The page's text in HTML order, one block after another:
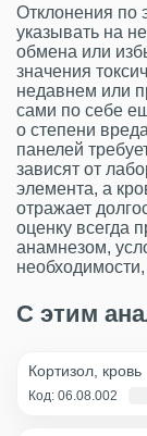
Отклонения по
указывать на
обмена или
значения
недавнем или
сами по себе
о степени
панелей
зависят от
элемента, а
отражает
оценку всегда
анамнезом,
С этим
Кортизол, кровь
Код: 06.08.002